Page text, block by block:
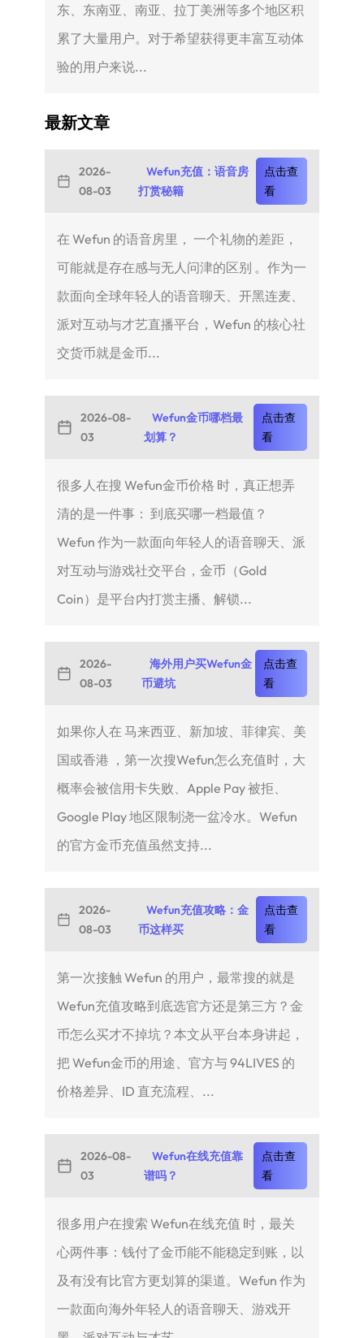
东、东南亚、南亚、拉丁美洲等多个地区积
累了大量用户。对于希望获得更丰富互动体
验的用户来说...
最新文章
2026-
08-03
Wefun充值：语音房
打赏秘籍
点击查
看
在 Wefun 的语音房里， 一个礼物的差距，
可能就是存在感与无人问津的区别 。作为一
款面向全球年轻人的语音聊天、开黑连麦、
派对互动与才艺直播平台，Wefun 的核心社
交货币就是金币...
2026-08-
03
Wefun金币哪档最
划算？
点击查
看
很多人在搜 Wefun金币价格 时，真正想弄
清的是一件事： 到底买哪一档最值？
Wefun 作为一款面向年轻人的语音聊天、派
对互动与游戏社交平台，金币（Gold
Coin）是平台内打赏主播、解锁...
2026-
08-03
海外用户买Wefun金
币避坑
点击查
看
如果你人在 马来西亚、新加坡、菲律宾、美
国或香港 ，第一次搜Wefun怎么充值时，大
概率会被信用卡失败、Apple Pay 被拒、
Google Play 地区限制浇一盆冷水。Wefun
的官方金币充值虽然支持...
2026-
08-03
Wefun充值攻略：金
币这样买
点击查
看
第一次接触 Wefun 的用户，最常搜的就是
Wefun充值攻略到底选官方还是第三方？金
币怎么买才不掉坑？本文从平台本身讲起，
把 Wefun金币的用途、官方与 94LIVES 的
价格差异、ID 直充流程、...
2026-08-
03
Wefun在线充值靠
谱吗？
点击查
看
很多用户在搜索 Wefun在线充值 时，最关
心两件事：钱付了金币能不能稳定到账，以
及有没有比官方更划算的渠道。Wefun 作为
一款面向海外年轻人的语音聊天、游戏开